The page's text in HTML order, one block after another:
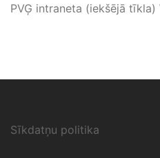
PVĢ intraneta (iekšējā
Sīkdatņu politika